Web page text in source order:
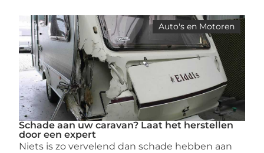
Auto's en Motoren
Schade aan uw caravan? Laat het herstellen
door een expert
Niets is zo vervelend dan schade hebben aan